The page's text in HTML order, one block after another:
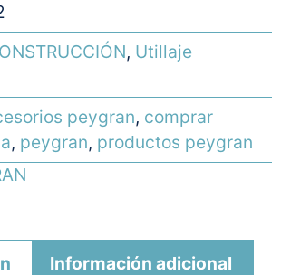
, Utillaje
peygran, comprar
, peygran, productos peygran
Información adicional